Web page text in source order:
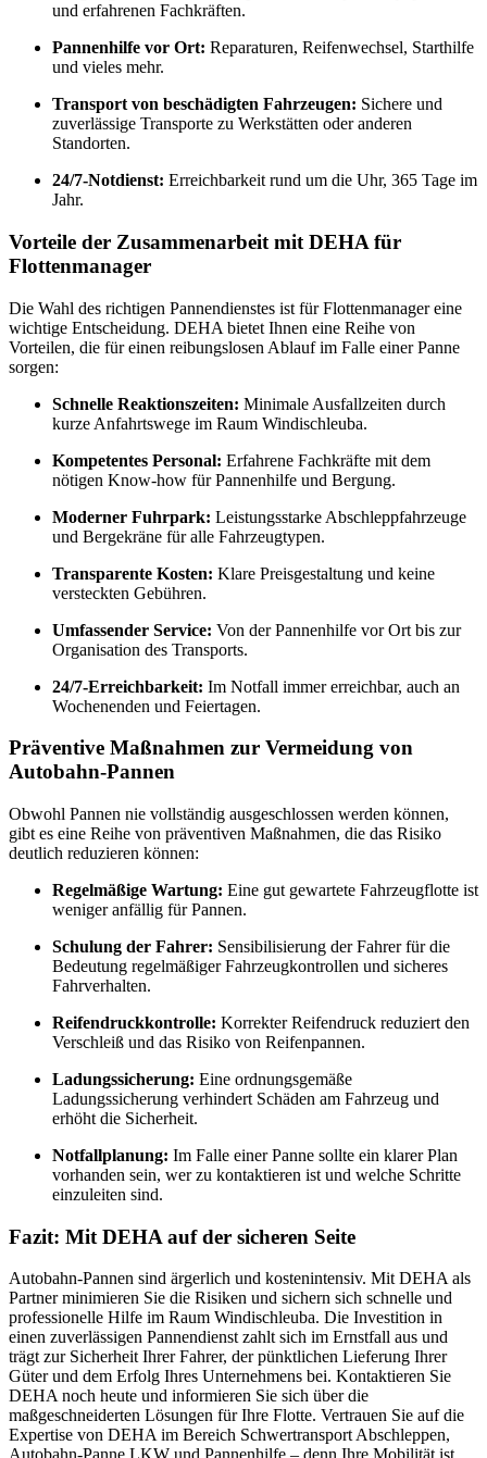
und erfahrenen Fachkräften.
Pannenhilfe vor Ort: Reparaturen, Reifenwechsel, Starthilfe
und vieles mehr.
Transport von beschädigten Fahrzeugen: Sichere und
zuverlässige Transporte zu Werkstätten oder anderen
Standorten.
24/7-Notdienst: Erreichbarkeit rund um die Uhr, 365 Tage im
Jahr.
Vorteile der Zusammenarbeit mit DEHA für
Flottenmanager
Die Wahl des richtigen Pannendienstes ist für Flottenmanager eine
wichtige Entscheidung. DEHA bietet Ihnen eine Reihe von
Vorteilen, die für einen reibungslosen Ablauf im Falle einer Panne
sorgen:
Schnelle Reaktionszeiten: Minimale Ausfallzeiten durch
kurze Anfahrtswege im Raum Windischleuba.
Kompetentes Personal: Erfahrene Fachkräfte mit dem
nötigen Know-how für Pannenhilfe und Bergung.
Moderner Fuhrpark: Leistungsstarke Abschleppfahrzeuge
und Bergekräne für alle Fahrzeugtypen.
Transparente Kosten: Klare Preisgestaltung und keine
versteckten Gebühren.
Umfassender Service: Von der Pannenhilfe vor Ort bis zur
Organisation des Transports.
24/7-Erreichbarkeit: Im Notfall immer erreichbar, auch an
Wochenenden und Feiertagen.
Präventive Maßnahmen zur Vermeidung von
Autobahn-Pannen
Obwohl Pannen nie vollständig ausgeschlossen werden können,
gibt es eine Reihe von präventiven Maßnahmen, die das Risiko
deutlich reduzieren können:
Regelmäßige Wartung: Eine gut gewartete Fahrzeugflotte ist
weniger anfällig für Pannen.
Schulung der Fahrer: Sensibilisierung der Fahrer für die
Bedeutung regelmäßiger Fahrzeugkontrollen und sicheres
Fahrverhalten.
Reifendruckkontrolle: Korrekter Reifendruck reduziert den
Verschleiß und das Risiko von Reifenpannen.
Ladungssicherung: Eine ordnungsgemäße
Ladungssicherung verhindert Schäden am Fahrzeug und
erhöht die Sicherheit.
Notfallplanung: Im Falle einer Panne sollte ein klarer Plan
vorhanden sein, wer zu kontaktieren ist und welche Schritte
einzuleiten sind.
Fazit: Mit DEHA auf der sicheren Seite
Autobahn-Pannen sind ärgerlich und kostenintensiv. Mit DEHA als
Partner minimieren Sie die Risiken und sichern sich schnelle und
professionelle Hilfe im Raum Windischleuba. Die Investition in
einen zuverlässigen Pannendienst zahlt sich im Ernstfall aus und
trägt zur Sicherheit Ihrer Fahrer, der pünktlichen Lieferung Ihrer
Güter und dem Erfolg Ihres Unternehmens bei. Kontaktieren Sie
DEHA noch heute und informieren Sie sich über die
maßgeschneiderten Lösungen für Ihre Flotte. Vertrauen Sie auf die
Expertise von DEHA im Bereich Schwertransport Abschleppen,